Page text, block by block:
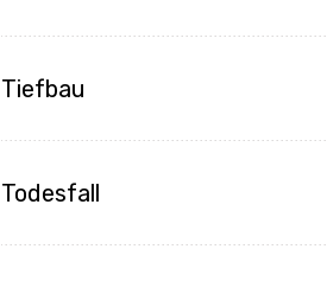
Tiefbau
Todesfall